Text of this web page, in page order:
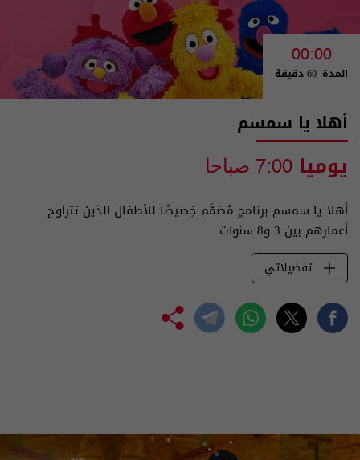
00:00
المدة: 60 دقيقة
أهلا يا سمسم
يوميا 7:00 صباحا
أهلا يا سمسم برنامج مُصَمَّم خِصيصًا للأطفال الذين تتراوح
أعمارهم بين 3 و8 سنوات
تفضيلاتي